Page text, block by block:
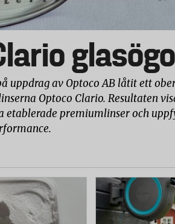
uppdrag av Optoco AB låtit ett
Optoco Clario. Resultaten
etablerade premiumlinser och